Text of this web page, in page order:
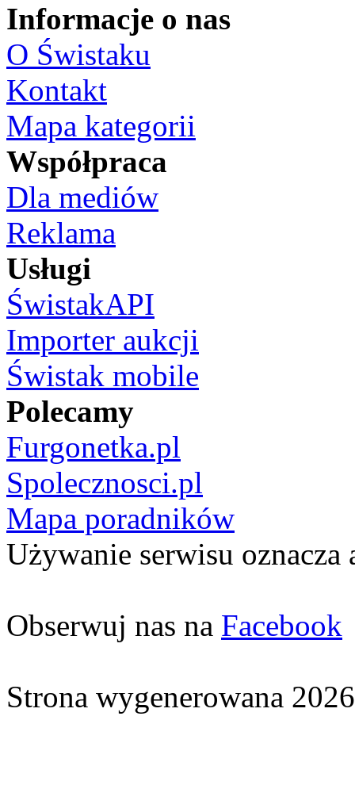
Informacje o nas
O Świstaku
Kontakt
Mapa kategorii
Współpraca
Dla mediów
Reklama
Usługi
ŚwistakAPI
Importer aukcji
Świstak mobile
Polecamy
Furgonetka.pl
Spolecznosci.pl
Mapa poradników
Używanie serwisu oznacza
Obserwuj nas na Facebook
Strona wygenerowana